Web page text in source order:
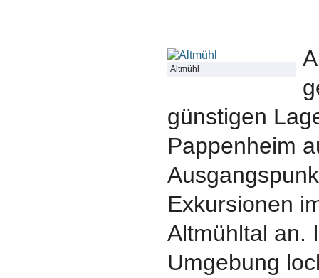
Altmühl
günstigen
Pappenheim
Exkursionen
Altmühltal an.
Umgebung